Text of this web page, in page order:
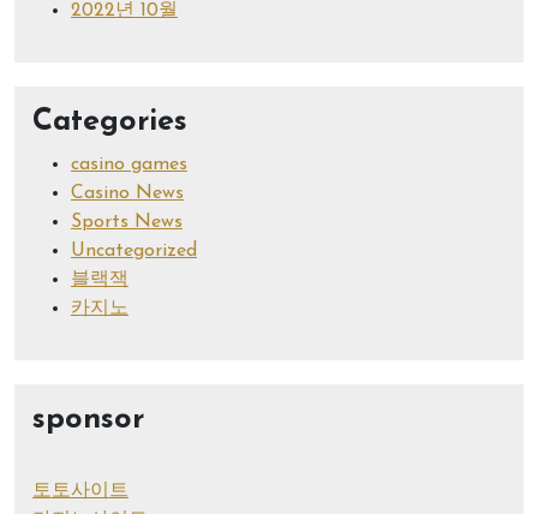
2022년 10월
Categories
casino games
Casino News
Sports News
Uncategorized
블랙잭
카지노
sponsor
토토사이트